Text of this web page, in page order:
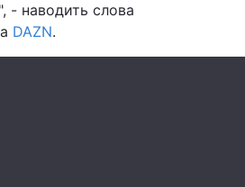
Погода
Регіони
- наводить слова
DAZN.